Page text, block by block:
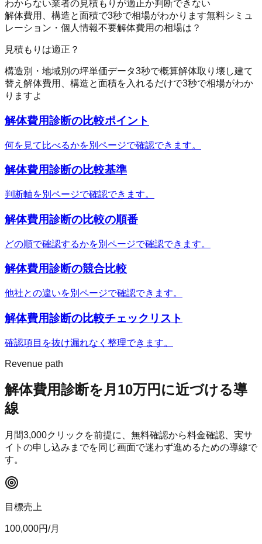
わからない業者の見積もりが適正か判断できない
解体費用、構造と面積で3秒で相場がわかります無料シミュ
レーション・個人情報不要解体費用の相場は？
見積もりは適正？
構造別・地域別の坪単価データ3秒で概算解体取り壊し建て
替え 解体費用、構造と面積を入れるだけで3秒で相場がわか
りますよ
解体費用診断の比較ポイント
何を見て比べるかを別ページで確認できます。
解体費用診断の比較基準
判断軸を別ページで確認できます。
解体費用診断の比較の順番
どの順で確認するかを別ページで確認できます。
解体費用診断の競合比較
他社との違いを別ページで確認できます。
解体費用診断の比較チェックリスト
確認項目を抜け漏れなく整理できます。
Revenue path
解体費用診断を月10万円に近づける導
線
月間3,000クリックを前提に、無料確認から料金確認、実サ
イトの申し込みまでを同じ画面で迷わず進めるための導線で
す。
目標売上
100,000円/月